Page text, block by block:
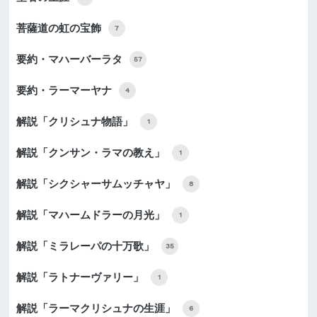
菩薩道の虹の宝飾 7
要約・マハーバーラタ 57
要約・ラーマーヤナ 4
解説「クリシュナ物語」 1
解説「クンサン・ラマの教え」 1
解説「シクシャーサムッチャヤ」 8
解説「マハームドラーの月光」 1
解説「ミラレーパの十万歌」 35
解説「ラトナーヴァリー」 1
解説「ラーマクリシュナの生涯」 6